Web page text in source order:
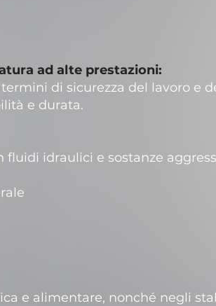
ad alte prestazioni:
di sicurezza del lavoro e
e durata.
idraulici e sostanze
e alimentare, nonché negli